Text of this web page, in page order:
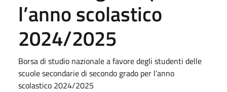
l’anno scolastico
2024/2025
Borsa di studio nazionale a favore degli studenti delle
scuole secondarie di secondo grado per l’anno
scolastico 2024/2025